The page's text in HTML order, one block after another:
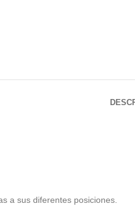
a sus diferentes posiciones.